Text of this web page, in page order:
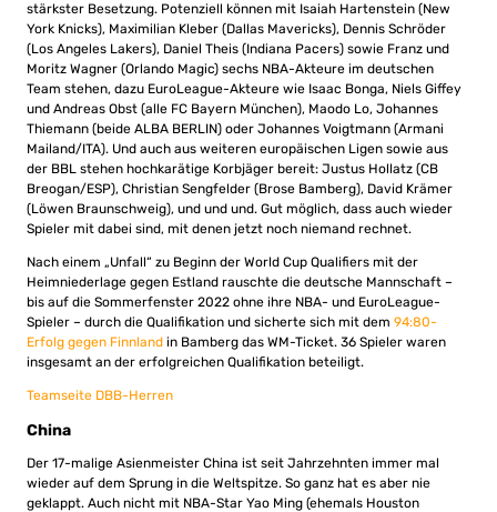
stärkster Besetzung. Potenziell können mit Isaiah Hartenstein (New
York Knicks), Maximilian Kleber (Dallas Mavericks), Dennis Schröder
(Los Angeles Lakers), Daniel Theis (Indiana Pacers) sowie Franz und
Moritz Wagner (Orlando Magic) sechs NBA-Akteure im deutschen
Team stehen, dazu EuroLeague-Akteure wie Isaac Bonga, Niels Giffey
und Andreas Obst (alle FC Bayern München), Maodo Lo, Johannes
Thiemann (beide ALBA BERLIN) oder Johannes Voigtmann (Armani
Mailand/ITA). Und auch aus weiteren europäischen Ligen sowie aus
der BBL stehen hochkarätige Korbjäger bereit: Justus Hollatz (CB
Breogan/ESP), Christian Sengfelder (Brose Bamberg), David Krämer
(Löwen Braunschweig), und und und. Gut möglich, dass auch wieder
Spieler mit dabei sind, mit denen jetzt noch niemand rechnet.
Nach einem „Unfall“ zu Beginn der World Cup Qualifiers mit der
Heimniederlage gegen Estland rauschte die deutsche Mannschaft –
bis auf die Sommerfenster 2022 ohne ihre NBA- und EuroLeague-
Spieler – durch die Qualifikation und sicherte sich mit dem 94:80-
Erfolg gegen Finnland in Bamberg das WM-Ticket. 36 Spieler waren
insgesamt an der erfolgreichen Qualifikation beteiligt.
Teamseite DBB-Herren
China
Der 17-malige Asienmeister China ist seit Jahrzehnten immer mal
wieder auf dem Sprung in die Weltspitze. So ganz hat es aber nie
geklappt. Auch nicht mit NBA-Star Yao Ming (ehemals Houston